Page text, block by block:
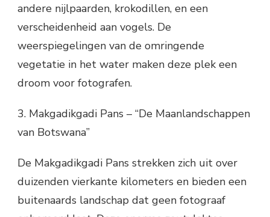
andere nijlpaarden, krokodillen, en een
verscheidenheid aan vogels. De
weerspiegelingen van de omringende
vegetatie in het water maken deze plek een
droom voor fotografen.
3. Makgadikgadi Pans – “De Maanlandschappen
van Botswana”
De Makgadikgadi Pans strekken zich uit over
duizenden vierkante kilometers en bieden een
buitenaards landschap dat geen fotograaf